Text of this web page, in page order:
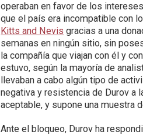
operaban en favor de los
que el país era incompatible con
Kitts and Nevis gracias a una
semanas en ningún sitio, sin
la compañía que viajan con él y
estuvo, según la mayoría de
llevaban a cabo algún tipo de
negativa y resistencia de Durov a
aceptable, y supone una muestra
Ante el bloqueo, Durov ha